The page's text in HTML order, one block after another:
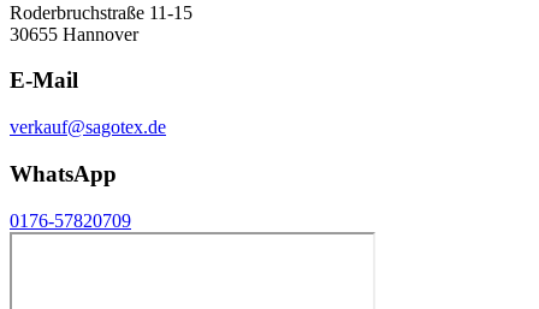
Roderbruchstraße 11-15
30655 Hannover
E-Mail
verkauf@sagotex.de
WhatsApp
0176-57820709